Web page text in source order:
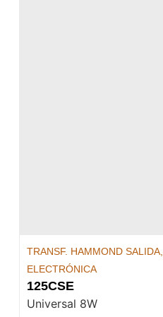
TRANSF. HAMMOND SALIDA,
ELECTRÓNICA
125CSE
Universal 8W